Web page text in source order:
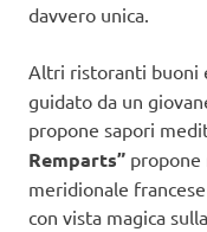
davvero unica.
Altri ristoranti buoni
guidato da un
propone sapori
Remparts” propone
meridionale
con vista magica sulla